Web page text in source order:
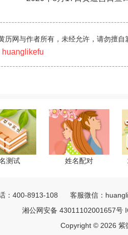
历网与作者所有，未经允许，请勿擅
测试 姓名配对
：400-8913-108 客服微信：
湘公网安备 43011102001657号
Copyright © 2026 紫